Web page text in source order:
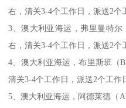
右，清关3-4个工作日，派送2个
3、澳大利亚海运，弗里曼特
右，清关3-4个工作日，派送2个
4、澳大利亚海运，布里斯班（
清关3-4个工作日，派送2个工作
5、澳大利亚海运，阿德莱德（